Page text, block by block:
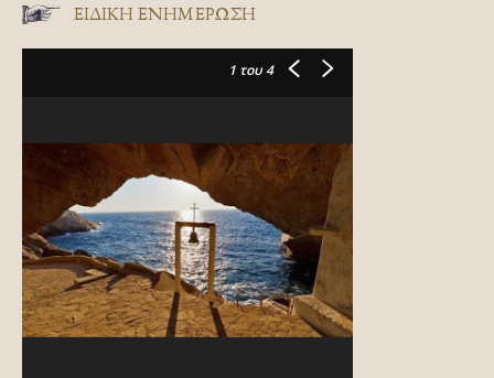
ΕΙΔΙΚΉ ΕΝΗΜΈΡΩΣΗ
1 του 4